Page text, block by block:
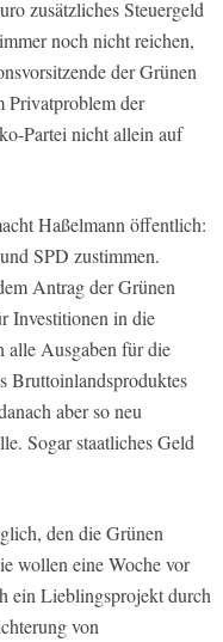
zusätzliches Steuergeld
noch nicht reichen,
der Grünen
Privatproblem der
Partei nicht allein auf
Haßelmann öffentlich:
SPD zustimmen.
Antrag der Grünen
Investitionen in die
alle Ausgaben für die
Bruttoinlandsproduktes
aber so neu
Sogar staatliches Geld
den die Grünen
wollen eine Woche vor
ein Lieblingsprojekt durch
von